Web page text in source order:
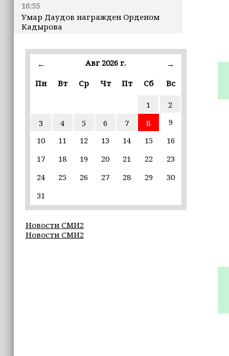
16:55
Умар Даудов награжден Орденом
Кадырова
16:34
Росгвардейцы провели урок
детского лагеря «Майралла»
Дмитрий Чернышенко: Внутренний
туризм в России вырос на 4,3%,
въездной — на 20,1%
16:28
выделено 505 млн рублей
Политик заявил, что цель «Госулуг»
— стать большой
← Авг 2026 г.
→
Пн
Вт Ср Чт Пт Сб Вс
1
2
3
4 5 6 7 8
9
10
11 12 13 14 15
16
17
18 19 20 21 22
23
24
25 26 27 28 29
30
31
Новости СМИ2
Новости СМИ2